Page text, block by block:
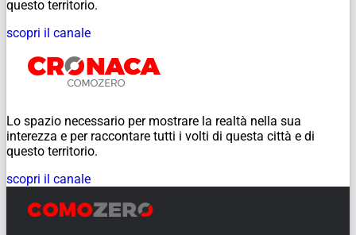
questo territorio.
scopri il canale
Lo spazio necessario per mostrare la realtà nella sua
interezza e per raccontare tutti i volti di questa città e di
questo territorio.
scopri il canale